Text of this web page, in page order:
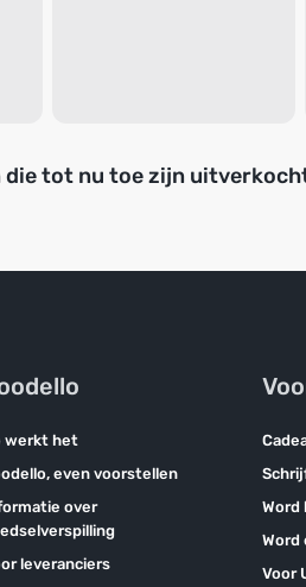
die tot nu toe zijn
werkt het
even voorstellen
over
leveranciers
Word
Word
Voor